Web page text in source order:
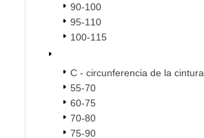
90-100
95-110
100-115
C - circunferencia de la cintura
55-70
60-75
70-80
75-90